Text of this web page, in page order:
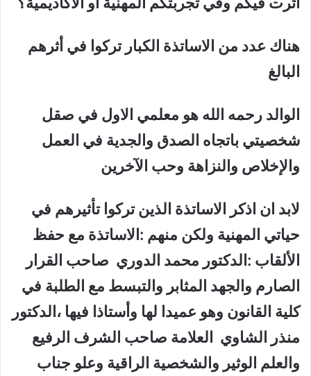
هناك عدد من الاساتذة الكبار تركوا في أثرهم
البالغ
الوالد رحمه الله هو معلمي الاول في صقل
شخصيتي باتجاه الصدق والجدية في العمل
والإخلاص والنزاهة وحب الآخرين
لابد ان اذكر الاساتذة الذين تركوا تأثيرهم في
حياتي المهنية ولكن منهم :الاساتذة مع حفظ
الألقاب :الدكتور محمد الدوري صاحب القرار
الصارم والجهد المثابر والتبسط مع الطلبة في
كلية القانون وهو عميدا لها وأستاذا فيها ،الدكتور
منذر الشاوي العلامة صاحب الشرف الرفيع
والعلم الوثير والشخصية الراقية وعلو جناب